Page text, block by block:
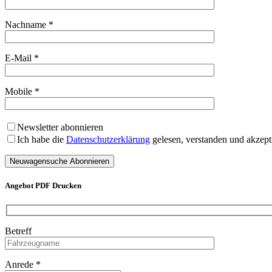
Nachname *
E-Mail *
Mobile *
Newsletter abonnieren
Ich habe die Datenschutzerklärung gelesen, verstanden und
Angebot PDF Drucken
Betreff
Anrede *